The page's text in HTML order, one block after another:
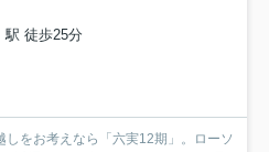
駅 徒歩25分
をお考えなら「六実12期」。ローソ